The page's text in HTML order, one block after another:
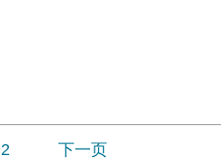
2 下一页